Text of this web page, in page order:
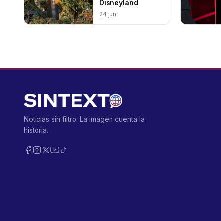
Disneyland
24 jun
Noticias sin filtro. La imagen cuenta la
historia.